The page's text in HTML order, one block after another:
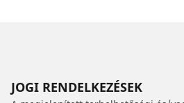
JOGI RENDELKEZÉSEK